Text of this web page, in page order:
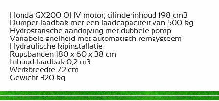
Honda GX200 OHV motor, cilinderinhoud 198 cm3
Dumper laadbak met een laadcapaciteit van 500 kg
Hydrostatische aandrijving met dubbele pomp
Variabele snelheid met automatisch remsysteem
Hydraulische kipinstallatie
Rupsbanden 180 x 60 x 38 cm
Inhoud laadbak 0,2 m3
Werkbreedte 72 cm
Gewicht 320 kg